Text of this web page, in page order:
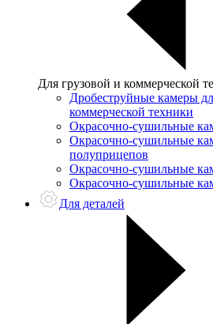
Для грузовой и коммерческой
Дробеструйные камеры
коммерческой техники
Окрасочно-сушильные
Окрасочно-сушильные
полуприцепов
Окрасочно-сушильные
Окрасочно-сушильные
Для деталей